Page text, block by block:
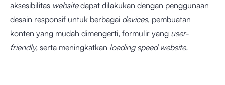
aksesibilitas websitedapat dilakukan dengan penggunaan
desain responsif untuk berbagai devices, pembuatan
konten yang mudah dimengerti, formulir yang user-
friendly, serta meningkatkan loading speed website.